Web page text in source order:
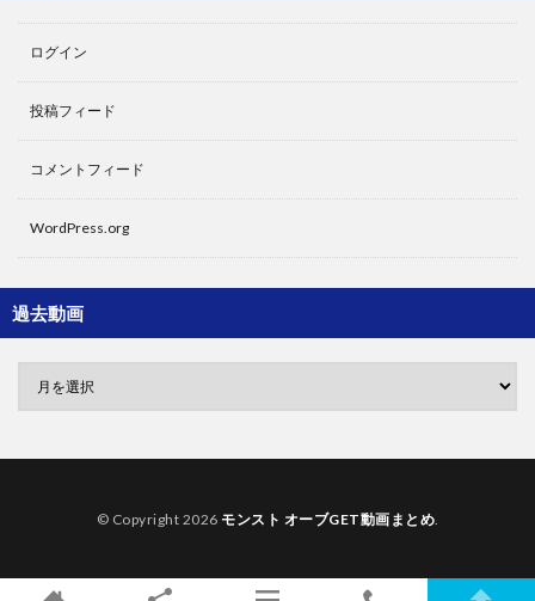
ログイン
投稿フィード
コメントフィード
WordPress.org
過去動画
© Copyright 2026 モンスト オーブGET動画まとめ